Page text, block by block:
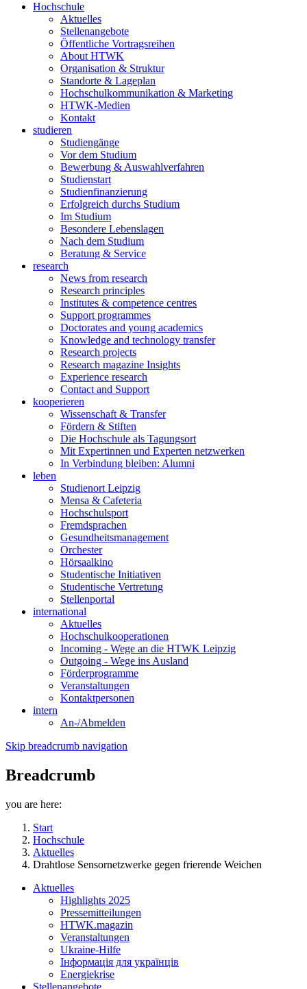
Hochschule
Aktuelles
Stellenangebote
Öffentliche Vortragsreihen
About HTWK
Organisation & Struktur
Standorte & Lageplan
Hochschulkommunikation & Marketing
HTWK-Medien
Kontakt
studieren
Studiengänge
Vor dem Studium
Bewerbung & Auswahlverfahren
Studienstart
Studienfinanzierung
Erfolgreich durchs Studium
Im Studium
Besondere Lebenslagen
Nach dem Studium
Beratung & Service
research
News from research
Research principles
Institutes & competence centres
Support programmes
Doctorates and young academics
Knowledge and technology transfer
Research projects
Research magazine Insights
Experience research
Contact and Support
kooperieren
Wissenschaft & Transfer
Fördern & Stiften
Die Hochschule als Tagungsort
Mit Expertinnen und Experten netzwerken
In Verbindung bleiben: Alumni
leben
Studienort Leipzig
Mensa & Cafeteria
Hochschulsport
Fremdsprachen
Gesundheitsmanagement
Orchester
Hörsaalkino
Studentische Initiativen
Studentische Vertretung
Stellenportal
international
Aktuelles
Hochschulkooperationen
Incoming - Wege an die HTWK Leipzig
Outgoing - Wege ins Ausland
Förderprogramme
Veranstaltungen
Kontaktpersonen
intern
An-/Abmelden
Skip breadcrumb navigation
Breadcrumb
you are here:
Start
Hochschule
Aktuelles
Drahtlose Sensornetzwerke gegen frierende Weichen
Aktuelles
Highlights 2025
Pressemitteilungen
HTWK.magazin
Veranstaltungen
Ukraine-Hilfe
Інформація для українців
Energiekrise